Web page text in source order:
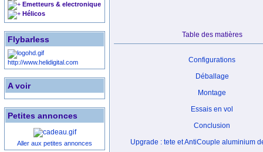
Emetteurs & electronique
Hélicos
Flybarless
http://www.helidigital.com
A voir
Petites annonces
Aller aux petites annonces
Table des matières
Configurations
Déballage
Montage
Essais en vol
Conclusion
Upgrade : tete et AntiCouple aluminium